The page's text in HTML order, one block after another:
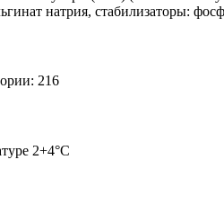
натрия, стабилизаторы:
: 216
2+4°С